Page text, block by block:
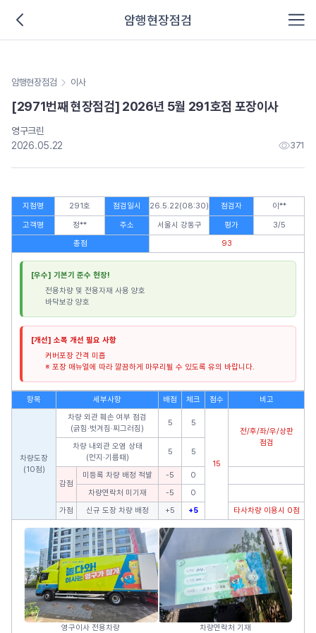
암행현장점검
암행현장점검 이사
[2971번째 현장점검] 2026년 5월 291호점 포장이사
영구크린
2026.05.22
371
지점명 291호 점검일시 26.5.22(08:30) 점검자 이**
고객명 정** 주소 서울시 강동구 평가
3/5
총점
93
[우수] 기본기 준수 현장!
전용차량 및 전용자재 사용 양호
바닥보강 양호
[개선] 소폭 개선 필요 사항
커버포장 간격 미흡
※ 포장 매뉴얼에 따라 깔끔하게 마무리될 수 있도록 유의 바랍니다.
항목 세부사항 배점 체크 점수 비고
차량도장
(10점)
차량 외관 훼손 여부 점검
(긁힘·벗겨짐·찌그러짐)
5 5
15
전/후/좌/우/상판
점검
차량 내외관 오염 상태
(먼지·기름때)
5 5
감점
미등록 차량 배정 적발 -5
0
차량연락처 미기재
-5
0
가점
신규 도장 차량 배정 +5 +5 타사차량 이용시 0점
영구이사 전용차량 차량연락처 기재